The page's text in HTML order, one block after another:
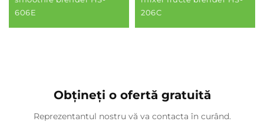
606E
206C
Obțineți o ofertă gratuită
Reprezentantul nostru vă va contacta în curând.